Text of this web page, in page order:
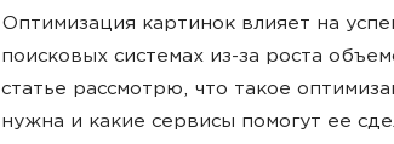
Оптимизация картинок влияет на
поисковых системах из-за роста
статье рассмотрю, что такое
нужна и какие сервисы помогут ее